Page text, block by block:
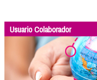
Usuario Colaborador